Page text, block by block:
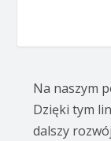
Na naszym
Dzięki tym
dalszy